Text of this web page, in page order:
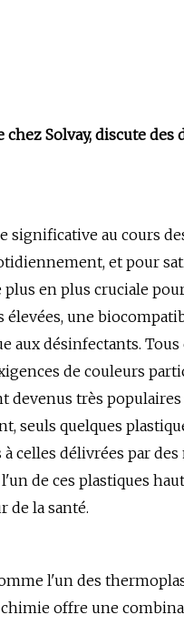
Solvay, discute
significative au cours
et pour
plus en plus cruciale
élevées, une
aux désinfectants.
de couleurs
devenus très
seuls quelques
celles délivrées par des
l'un de ces plastiques
de la santé.
l'un des
offre une